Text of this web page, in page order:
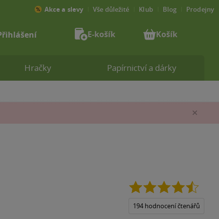
5
194 hodnocení čtenářů
Hračky Papírnictví a dárky
Akce a slevy Vše důležité Klub Blog Prodejny
E-košík Košík